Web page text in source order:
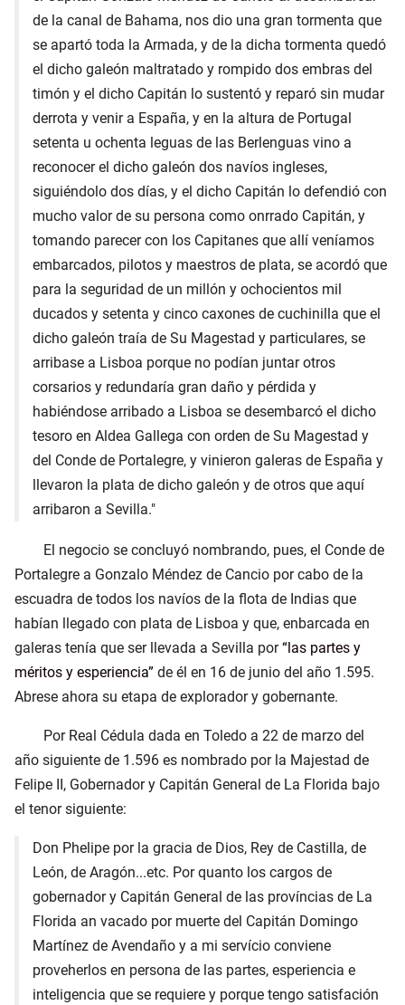
de la canal de Bahama, nos dio una gran tormenta que
se apartó toda la Armada, y de la dicha tormenta quedó
el dicho galeón maltratado y rompido dos embras del
timón y el dicho Capitán lo sustentó y reparó sin mudar
derrota y venir a España, y en la altura de Portugal
setenta u ochenta leguas de las Berlenguas vino a
reconocer el dicho galeón dos navíos ingleses,
siguiéndolo dos días, y el dicho Capitán lo defendió con
mucho valor de su persona como onrrado Capitán, y
tomando parecer con los Capitanes que allí veníamos
embarcados, pilotos y maestros de plata, se acordó que
para la seguridad de un millón y ochocientos mil
ducados y setenta y cinco caxones de cuchinilla que el
dicho galeón traía de Su Magestad y particulares, se
arribase a Lisboa porque no podían juntar otros
corsarios y redundaría gran daño y pérdida y
habiéndose arribado a Lisboa se desembarcó el dicho
tesoro en Aldea Gallega con orden de Su Magestad y
del Conde de Portalegre, y vinieron galeras de España y
llevaron la plata de dicho galeón y de otros que aquí
arribaron a Sevilla."
El negocio se concluyó nombrando, pues, el Conde de
Portalegre a Gonzalo Méndez de Cancio por cabo de la
escuadra de todos los navíos de la flota de Indias que
habían llegado con plata de Lisboa y que, enbarcada en
galeras tenía que ser llevada a Sevilla por
las partes y
méritos y esperiencia de él en 16 de junio del año 1.595.
Abrese ahora su etapa de explorador y gobernante.
Por Real Cédula dada en Toledo a 22 de marzo del
año siguiente de 1.596 es nombrado por la Majestad de
Felipe II, Gobernador y Capitán General de La Florida bajo
el tenor siguiente:
Don Phelipe por la gracia de Dios, Rey de Castilla, de
León, de Aragón...etc. Por quanto los cargos de
gobernador y Capitán General de las províncias de La
Florida an vacado por muerte del Capitán Domingo
Martínez de Avendaño y a mi servício conviene
proveherlos en persona de las partes, esperiencia e
inteligencia que se requiere y porque tengo satisfación